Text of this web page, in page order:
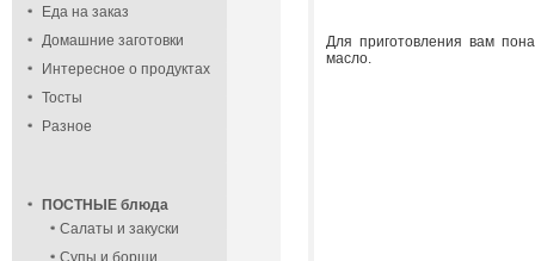
Еда на заказ
Домашние заготовки
Интересное о продуктах
Тосты
Разное
ПОСТНЫЕ блюда
Салаты и закуски
Супы и борщи
Для приготовления вам
масло.